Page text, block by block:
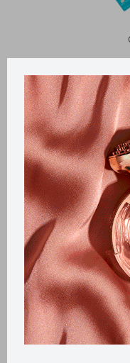
Productos